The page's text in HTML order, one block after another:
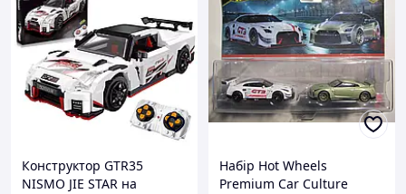
Конструктор GTR35
NISMO JIE STAR на
Набір Hot Wheels
Premium Car Culture